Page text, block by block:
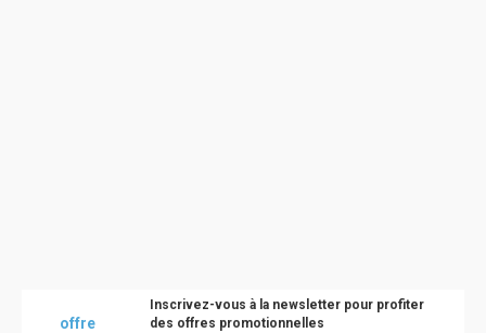
offre
Inscrivez-vous à la newsletter pour profiter
des offres promotionnelles